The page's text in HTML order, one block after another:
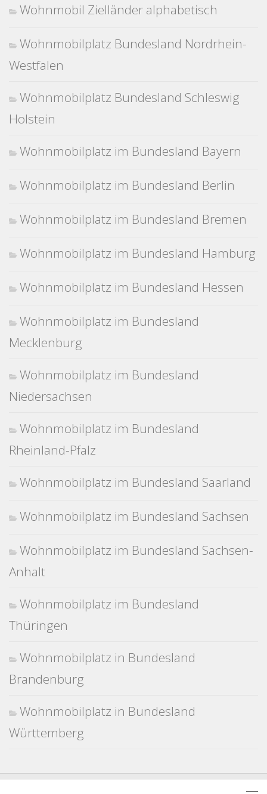
Wohnmobil Zielländer alphabetisch
Wohnmobilplatz Bundesland Nordrhein-
Westfalen
Wohnmobilplatz Bundesland Schleswig
Holstein
Wohnmobilplatz im Bundesland Bayern
Wohnmobilplatz im Bundesland Berlin
Wohnmobilplatz im Bundesland Bremen
Wohnmobilplatz im Bundesland Hamburg
Wohnmobilplatz im Bundesland Hessen
Wohnmobilplatz im Bundesland
Mecklenburg
Wohnmobilplatz im Bundesland
Niedersachsen
Wohnmobilplatz im Bundesland
Rheinland-Pfalz
Wohnmobilplatz im Bundesland Saarland
Wohnmobilplatz im Bundesland Sachsen
Wohnmobilplatz im Bundesland Sachsen-
Anhalt
Wohnmobilplatz im Bundesland
Thüringen
Wohnmobilplatz in Bundesland
Brandenburg
Wohnmobilplatz in Bundesland
Württemberg